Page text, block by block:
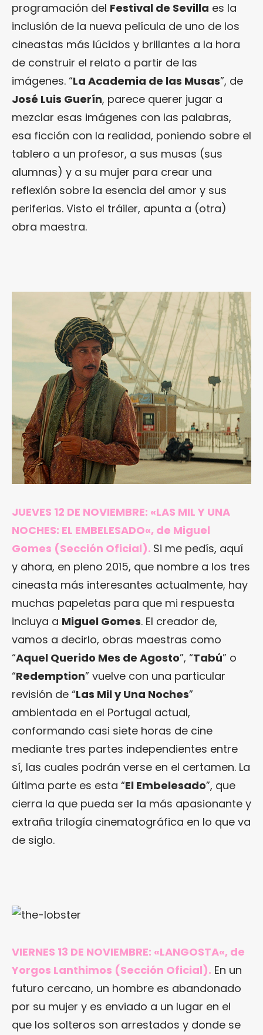
programación del Festival de Sevilla es la
inclusión de la nueva película de uno de los
cineastas más lúcidos y brillantes a la hora
de construir el relato a partir de las
imágenes. “La Academia de las Musas”, de
José Luis Guerín, parece querer jugar a
mezclar esas imágenes con las palabras,
esa ficción con la realidad, poniendo sobre el
tablero a un profesor, a sus musas (sus
alumnas) y a su mujer para crear una
reflexión sobre la esencia del amor y sus
periferias. Visto el tráiler, apunta a (otra)
obra maestra.
JUEVES 12 DE NOVIEMBRE: «LAS MIL Y UNA
NOCHES: EL EMBELESADO«, de Miguel
Gomes (Sección Oficial). Si me pedís, aquí
y ahora, en pleno 2015, que nombre a los tres
cineasta más interesantes actualmente, hay
muchas papeletas para que mi respuesta
incluya a Miguel Gomes. El creador de,
vamos a decirlo, obras maestras como
“Aquel Querido Mes de Agosto”, “Tabú” o
“Redemption” vuelve con una particular
revisión de “Las Mil y Una Noches”
ambientada en el Portugal actual,
conformando casi siete horas de cine
mediante tres partes independientes entre
sí, las cuales podrán verse en el certamen. La
última parte es esta “El Embelesado”, que
cierra la que pueda ser la más apasionante y
extraña trilogía cinematográfica en lo que va
de siglo.
VIERNES 13 DE NOVIEMBRE: «LANGOSTA«, de
Yorgos Lanthimos (Sección Oficial). En un
futuro cercano, un hombre es abandonado
por su mujer y es enviado a un lugar en el
que los solteros son arrestados y donde se